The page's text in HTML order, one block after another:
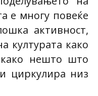
е многу повеќе
активност,
културата како
нешто што
циркулира низ